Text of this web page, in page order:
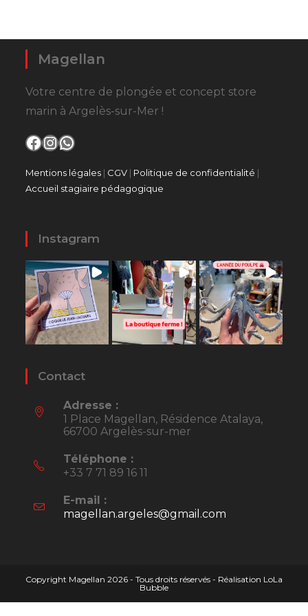
Magellan
Votre centre de plongée et concept store
marin à Argelès-sur-Mer !
Facebook
Instagram
WhatsApp
Mentions légales | CGV | Politique de confidentialité |
Accueil stagiaire pédagogique
Instagram
Contact
Adresse :
1 Place Magellan, Résidence Atalaya,
66700 Argelès-sur-mer
Téléphone :
+33 7 71 89 16 11
E-mail :
magellan.argeles@gmail.com
Copyright Magellan 2026 - Tous droits réservés - Réalisation LoLa
Bubble